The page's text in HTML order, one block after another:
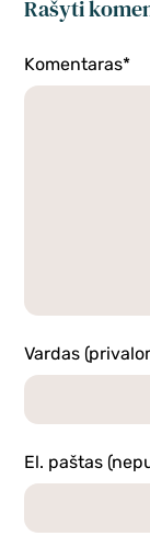
Rašyti
Komentaras*
Vardas
El. paštas